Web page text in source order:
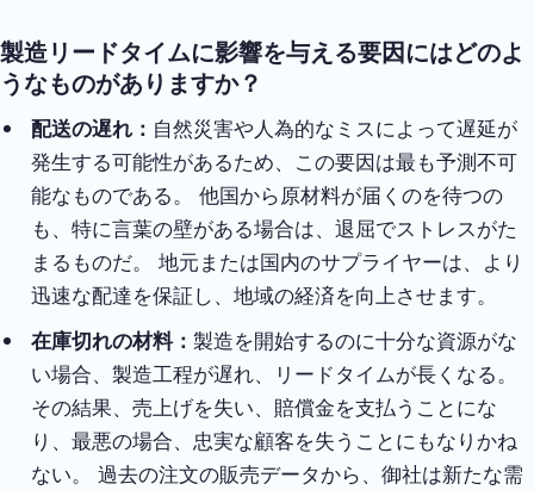
製造リードタイムに影響を与える要因にはどのよ
うなものがありますか？
配送の遅れ： 自然災害や人為的なミスによって遅延が
発生する可能性があるため、この要因は最も予測不可
能なものである。 他国から原材料が届くのを待つの
も、特に言葉の壁がある場合は、退屈でストレスがた
まるものだ。 地元または国内のサプライヤーは、より
迅速な配達を保証し、地域の経済を向上させます。
在庫切れの材料：製造を開始するのに十分な資源がな
い場合、製造工程が遅れ、リードタイムが長くなる。
その結果、売上げを失い、賠償金を支払うことにな
り、最悪の場合、忠実な顧客を失うことにもなりかね
ない。 過去の注文の販売データから、御社は新たな需